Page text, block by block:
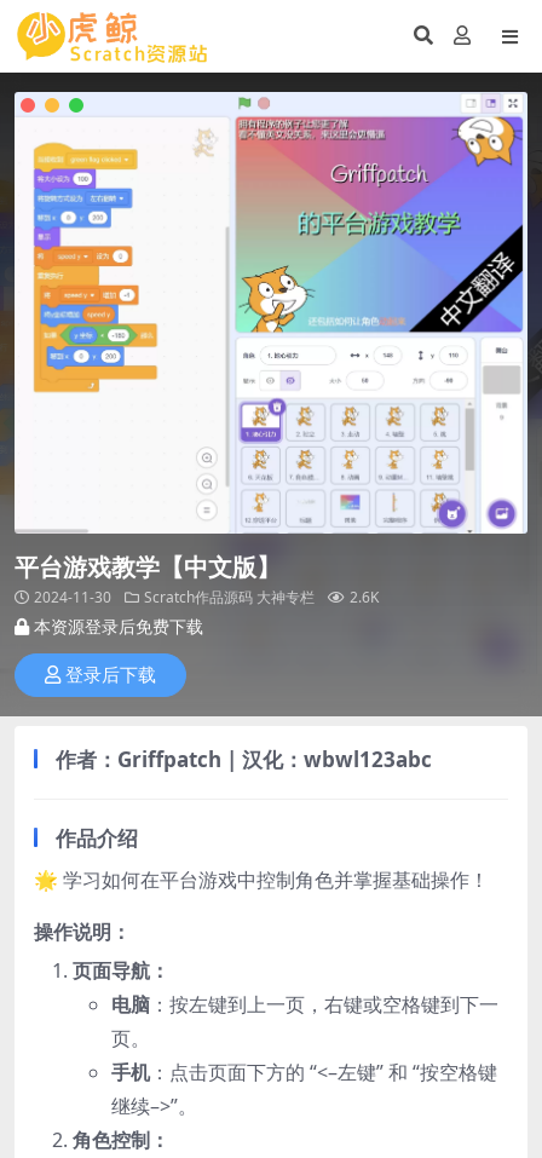
平台游戏教学【中文版】
2024-11-30 Scratch作品源码 大神专栏 2.6K
本资源登录后免费下载
登录后下载
作者：Griffpatch | 汉化：wbwl123abc
作品介绍
🌟 学习如何在平台游戏中控制角色并掌握基础操作！
操作说明：
页面导航：
电脑 ：按左键到上一页，右键或空格键到下一
页。
手机：点击页面下方的 “<–左键” 和 “按空格键
继续–>”。
角色控制：